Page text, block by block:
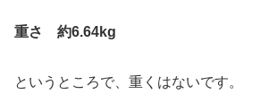
重さ 約6.64kg
というところで、重くはないです。